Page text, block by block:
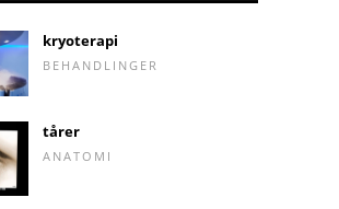
kryoterapi
BEHANDLINGER
tårer
ANATOMI